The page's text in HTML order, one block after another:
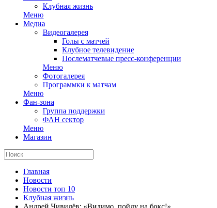
Клубная жизнь
Меню
Медиа
Видеогалерея
Голы с матчей
Клубное телевидение
Послематчевые пресс-конференции
Меню
Фотогалерея
Программки к матчам
Меню
Фан-зона
Группа поддержки
ФАН сектор
Меню
Магазин
Главная
Новости
Новости топ 10
Клубная жизнь
Андрей Чивилёв: «Видимо, пойду на бокс!»